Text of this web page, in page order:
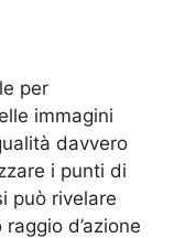
per
immagini
davvero
i punti di
può rivelare
d’azione